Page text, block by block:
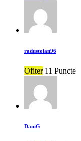
radustoian96
Ofiter 11 Puncte
DaniG